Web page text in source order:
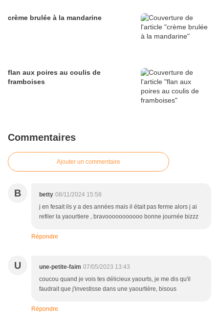
crème brulée à la mandarine
flan aux poires au coulis de
framboises
Commentaires
Ajouter un commentaire
B betty 08/11/2024 15:58
j en fesait ils y a des années mais il était pas ferme alors j ai
refiler la yaourtiere , bravooooooooooo bonne journée bizzz
Répondre
U une-petite-faim 07/05/2023 13:43
coucou quand je vois tes délicieux yaourts, je me dis qu'il
faudrait que j'investisse dans une yaourtière, bisous
Répondre